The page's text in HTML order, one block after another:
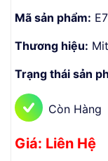
Mã sản phẩm:
Thương hiệu:
Trạng thái sản
Còn Hàng
Giá: Liên Hệ